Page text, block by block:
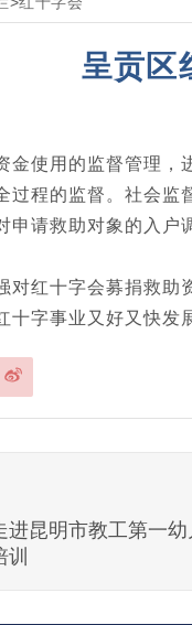
呈贡区
金使用的监督管理
过程的监督。社会
申请救助对象的入
对红十字会募捐救助
十字事业又好又快发
进昆明市教工第一
训